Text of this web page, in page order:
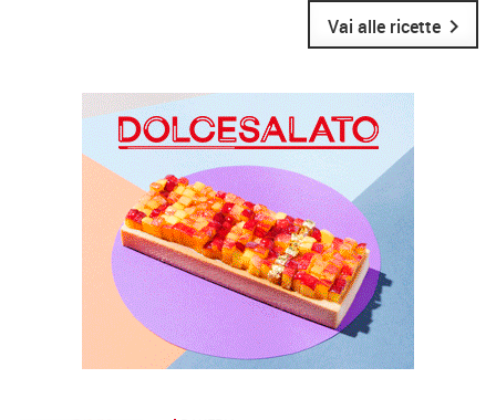
Vai alle ricette chevron_right